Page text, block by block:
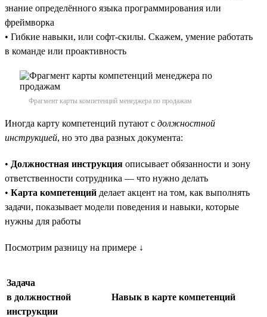
знание определённого языка программирования или
фреймворка
• Гибкие навыки, или софт-скилы. Скажем, умение работать
в команде или проактивность
Фрагмент карты компетенций менеджера по продажам
Иногда карту компетенций путают с должностной
инструкцией, но это два разных документа:
• Должностная инструкция описывает обязанности и зону
ответственности сотрудника — что нужно делать
• Карта компетенций делает акцент на том, как выполнять
задачи, показывает модели поведения и навыки, которые
нужны для работы
Посмотрим разницу на примере ↓
Задача
в должностной
инструкции
Навык в карте компетенций